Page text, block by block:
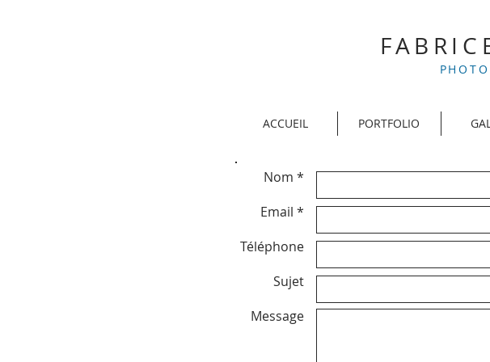
ACCUEIL PORTFOLIO
Nom *
Email *
Téléphone
Sujet
Message